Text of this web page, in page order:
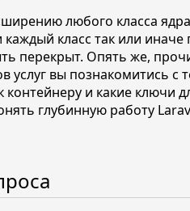
любого класса
класс так или иначе
перекрыт. Опять же,
услуг вы познакомитись с
и какие ключи
глубинную работу